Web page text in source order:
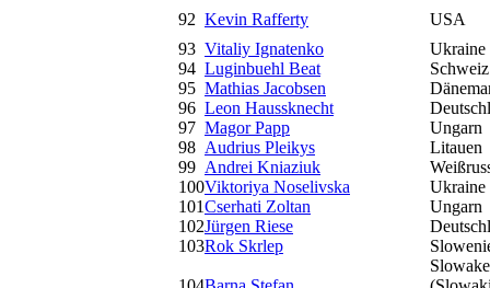
92 Kevin Rafferty
USA
93 Vitaliy Ignatenko
Ukraine
94 Luginbuehl Beat
Schweiz
95 Mathias Jacobsen
96 Leon Haussknecht
97 Magor Papp
Ungarn
98 Audrius Pleikys
Litauen
99 Andrei Kniaziuk
100Viktoriya Noselivska
Ukraine
101Cserhati Zoltan
Ungarn
102Jürgen Riese
103Rok Skrlep